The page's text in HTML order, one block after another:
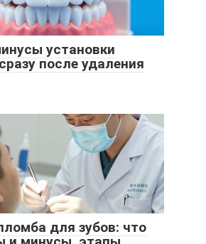
установки
после удаления
для зубов: что